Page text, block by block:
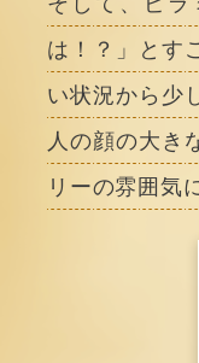
は！？」とす
い状況から少
人の顔の大き
リーの雰囲気